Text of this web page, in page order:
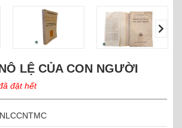
LỆ CỦA CON NGƯỜI
đặt hết